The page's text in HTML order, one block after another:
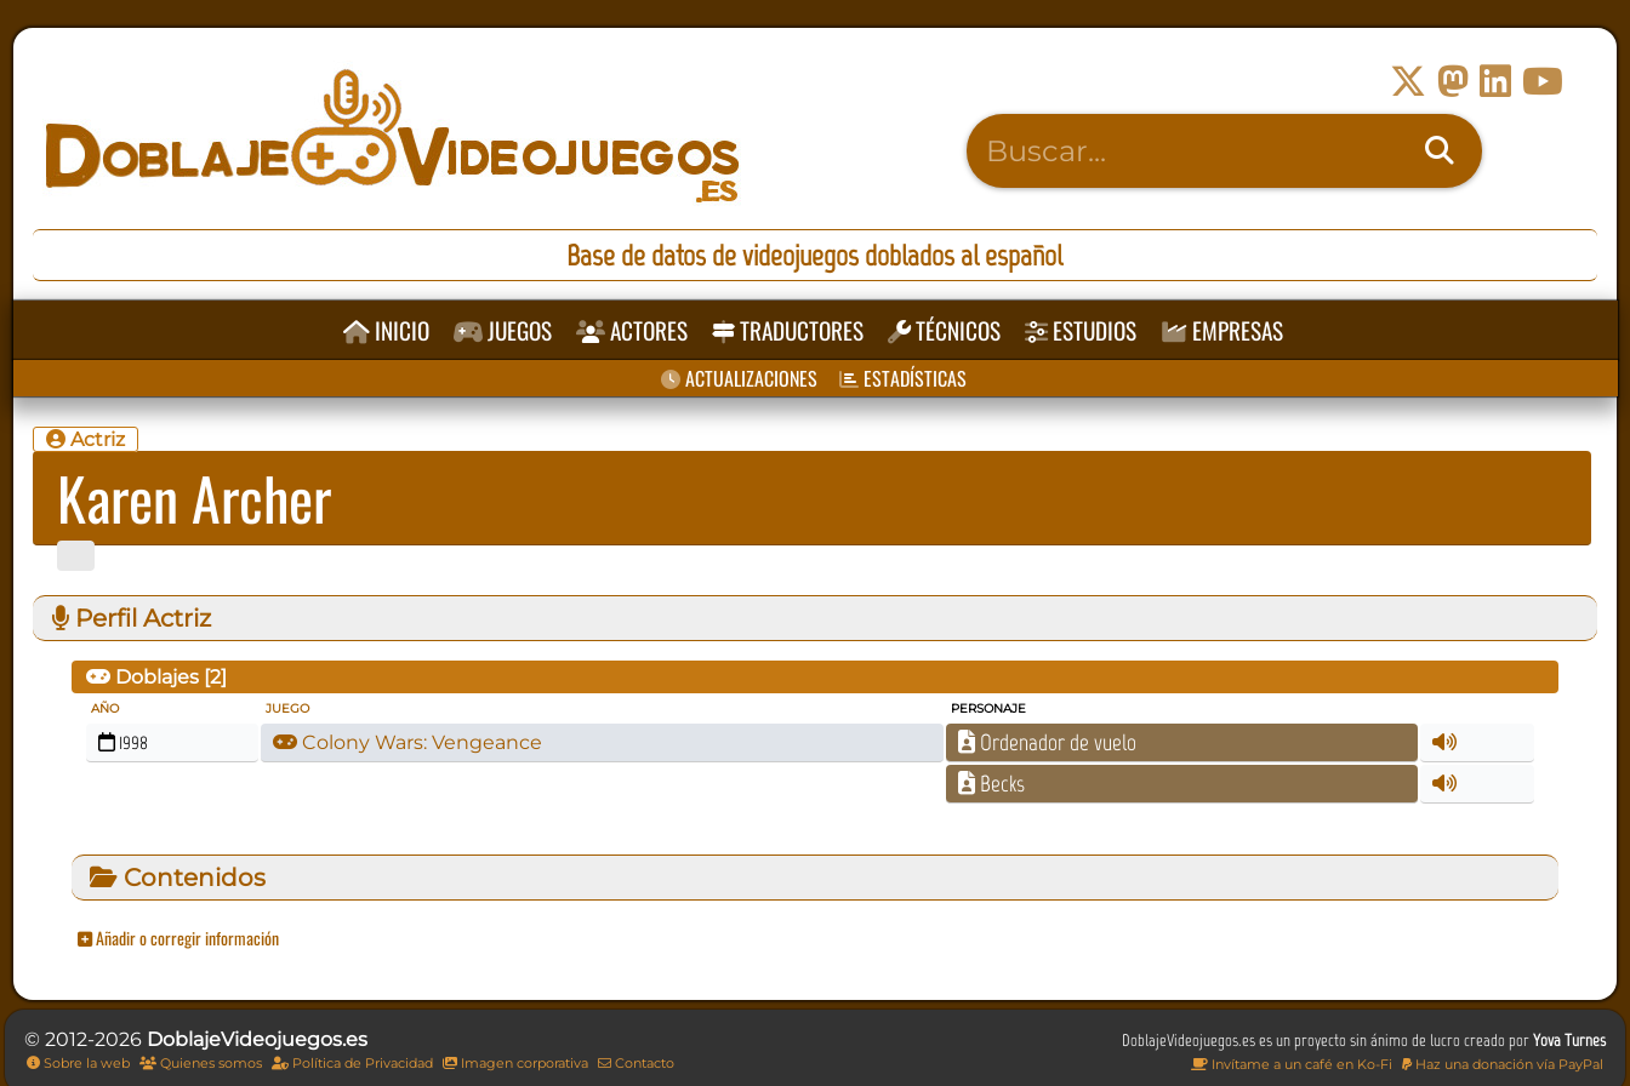
Base de datos de videojuegos doblados al español
INICIO JUEGOS ACTORES TRADUCTORES TÉCNICOS ESTUDIOS EMPRESAS
ACTUALIZACIONES ESTADÍSTICAS
Actriz
Karen Archer
Perfil Actriz
Doblajes [2]
AÑO JUEGO PERSONAJE
1998 Colony Wars: Vengeance
Ordenador de vuelo
Becks
Contenidos
Añadir o corregir información
DoblajeVideojuegos.es es un proyecto sin ánimo de lucro creado porYova Turnes
Invítame a un café en Ko-Fi Haz una donación vía PayPal
© 2012-2026 DoblajeVideojuegos.es
Sobre la web Quienes somos Política de Privacidad Imagen corporativa Contacto